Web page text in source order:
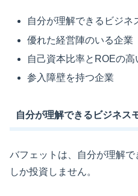
自分が理解できるビジネ
優れた経営陣のいる企業
自己資本比率とROEの高
参入障壁を持つ企業
自分が理解できるビジネス
バフェットは、自分が理解
しか投資しません。